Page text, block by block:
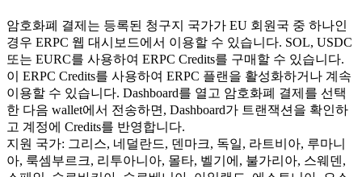
암호화폐 결제는 등록된 청구지 국가가 EU 회원국 중 하나인
경우 ERPC 웹 대시보드에서 이용할 수 있습니다. SOL, USDC
또는 EURC를 사용하여 ERPC Credits를 구매할 수 있습니다.
이 ERPC Credits를 사용하여 ERPC 플랜을 활성화하거나 계속
이용할 수 있습니다. Dashboard를 열고 암호화폐 결제를 선택
한 다음 wallet에서 전송하면, Dashboard가 트랜잭션을 확인하
고 계정에 Credits를 반영합니다.
지원 국가: 그리스, 네덜란드, 덴마크, 독일, 라트비아, 루마니
아, 룩셈부르크, 리투아니아, 몰타, 벨기에, 불가리아, 스웨덴,